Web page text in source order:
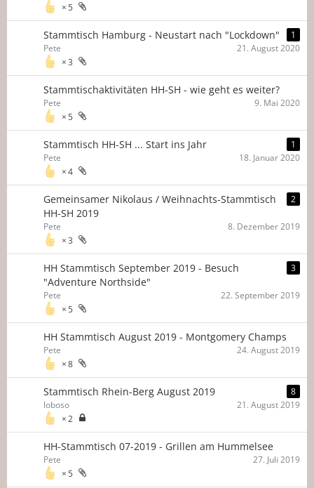
5
Stammtisch Hamburg - Neustart nach "Lockdown" 1
3
Pete 21. August 2020
Stammtischaktivitäten HH-SH - wie geht es weiter?
5
Pete 9. Mai 2020
Stammtisch HH-SH ... Start ins Jahr 1
4
Pete 18. Januar 2020
Gemeinsamer Nikolaus / Weihnachts-Stammtisch
HH-SH 2019
2
3
Pete 8. Dezember 2019
HH Stammtisch September 2019 - Besuch
"Adventure Northside"
3
5
Pete 22. September 2019
HH Stammtisch August 2019 - Montgomery Champs
8
Pete 24. August 2019
Stammtisch Rhein-Berg August 2019 8
2
loboso 21. August 2019
HH-Stammtisch 07-2019 - Grillen am Hummelsee
5
Pete 27. Juli 2019